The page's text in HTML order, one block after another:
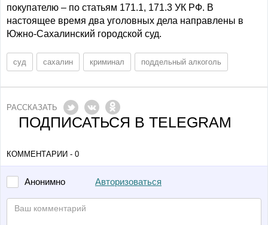
покупателю – по статьям 171.1, 171.3 УК РФ. В
настоящее время два уголовных дела направлены в
Южно-Сахалинский городской суд.
суд сахалин криминал поддельный алкоголь
РАССКАЗАТЬ
ПОДПИСАТЬСЯ В TELEGRAM
КОММЕНТАРИИ - 0
Анонимно Авторизоваться